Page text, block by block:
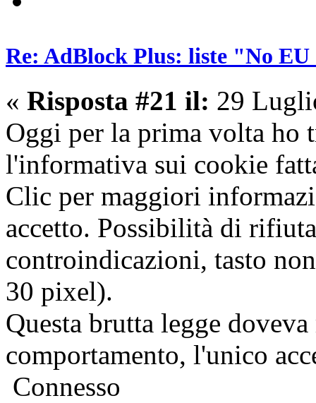
Re: AdBlock Plus: liste "No
« Risposta #21 il: 29
Oggi per la prima volta ho
l'informativa sui cookie
Clic per maggiori
accetto. Possibilità di
controindicazioni, tasto
30 pixel).
Questa brutta legge
comportamento, l'unico
Connesso